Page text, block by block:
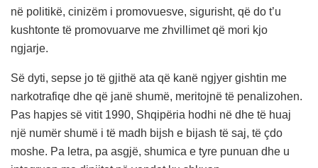
në politikë, cinizëm i promovuesve, sigurisht, që do t’u
kushtonte të promovuarve me zhvillimet që mori kjo
ngjarje.
Së dyti, sepse jo të gjithë ata që kanë ngjyer gishtin me
narkotrafiqe dhe që janë shumë, meritojnë të penalizohen.
Pas hapjes së vitit 1990, Shqipëria hodhi në dhe të huaj
një numër shumë i të madh bijsh e bijash të saj, të çdo
moshe. Pa letra, pa asgjë, shumica e tyre punuan dhe u